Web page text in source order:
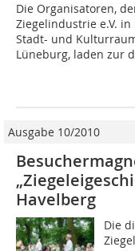
Die Organisatoren,
Ziegelindustrie e.V.
Stadt- und
Lüneburg, laden zur
Ausgabe 10/2010
Havelberg
Die